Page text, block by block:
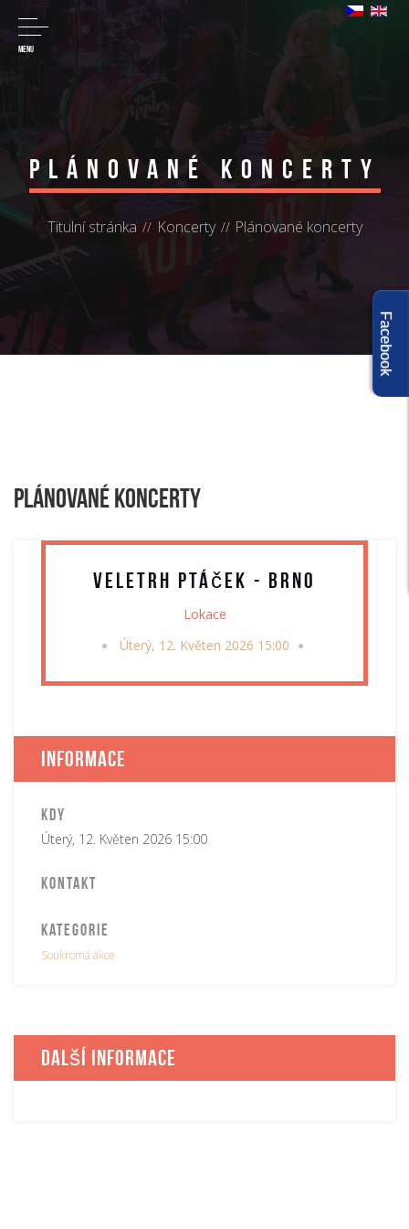
MENU
Plánované koncerty
Titulní stránka Koncerty Plánované koncerty
Plánované koncerty
Veletrh ptáček - Brno
Lokace
Úterý, 12. Květen 2026 15:00
Informace
Kdy
Úterý, 12. Květen 2026 15:00
Kontakt
Kategorie
Soukromá akce
Další informace
Facebook